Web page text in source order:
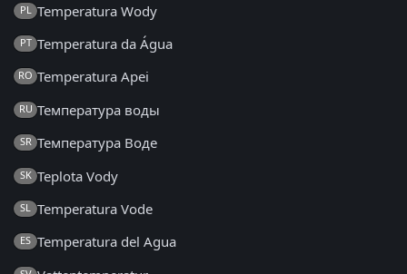
PL Temperatura Wody
PT Temperatura da Água
RO Temperatura Apei
RU Температура воды
SR Температура Воде
SK Teplota Vody
SL Temperatura Vode
ES Temperatura del Agua